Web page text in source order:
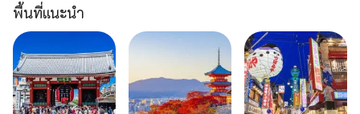
พื้นที่แนะนำ